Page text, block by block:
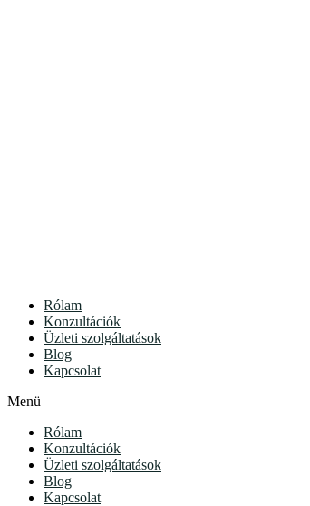
Rólam
Konzultációk
Üzleti szolgáltatások
Blog
Kapcsolat
Menü
Rólam
Konzultációk
Üzleti szolgáltatások
Blog
Kapcsolat